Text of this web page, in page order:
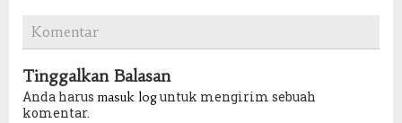
Komentar
Tinggalkan Balasan
Anda harus masuk loguntuk mengirim sebuah
komentar.